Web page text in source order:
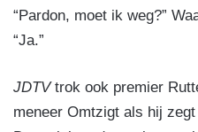
“Pardon, moet ik weg?”
“Ja.”
JDTVtrok ook premier
meneer Omtzigt als hij